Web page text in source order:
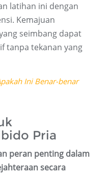
latihan ini dengan
Kemajuan
seimbang dapat
tanpa tekanan yang
Ini Benar-benar
Pria
peran penting dalam
secara